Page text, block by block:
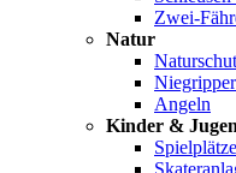
Zwei-
Natur
Angeln
Kinder &
Spielplätze